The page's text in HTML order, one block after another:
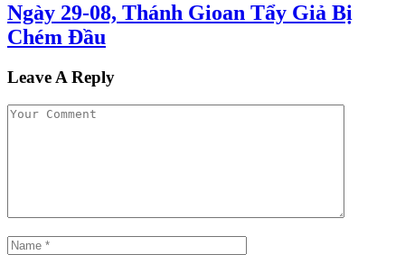
Ngày 29-08, Thánh Gioan Tẩy Giả Bị
Chém Đầu
Leave A Reply